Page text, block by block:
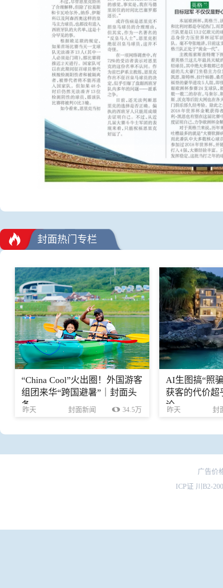
封面热门专栏
“China Cool”火出圈！外国游客
组团来华“跨国避暑”｜封面头
条
昨天 封面新闻 34.5万
AI生图搞“照
获客的代价超
论
昨天 封
广告价
ICP证 川B2-